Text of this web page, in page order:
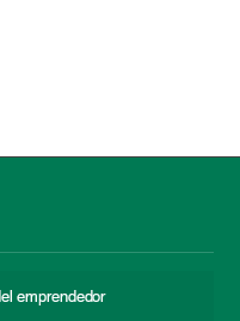
emprendedor